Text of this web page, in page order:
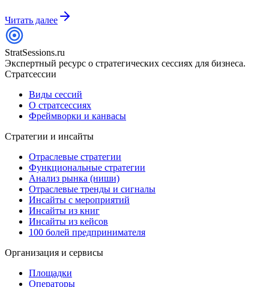
Читать далее
StratSessions.ru
Экспертный ресурс о стратегических сессиях для бизнеса.
Стратсессии
Виды сессий
О стратсессиях
Фреймворки и канвасы
Стратегии и инсайты
Отраслевые стратегии
Функциональные стратегии
Анализ рынка (ниши)
Отраслевые тренды и сигналы
Инсайты с мероприятий
Инсайты из книг
Инсайты из кейсов
100 болей предпринимателя
Организация и сервисы
Площадки
Операторы